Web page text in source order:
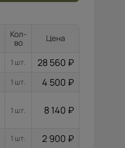
Кол-
во
Цена
1 шт. 28 560 ₽
1 шт. 4 500 ₽
1 шт. 8 140 ₽
1 шт. 2 900 ₽